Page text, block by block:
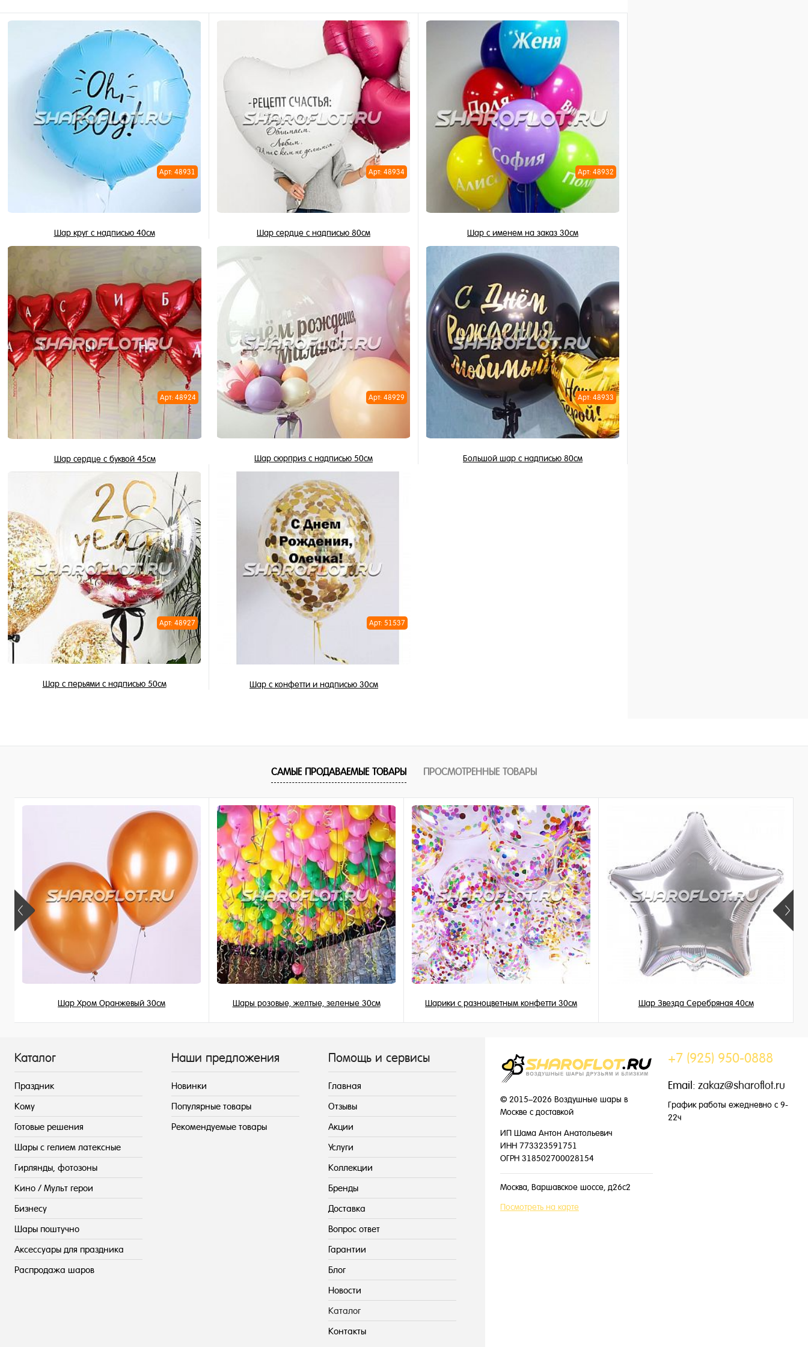
Арт: 48931
Шар круг с надписью 40см
В корзину
Купить в 1 клик
В избранное
В наличии
Арт: 48934
Шар сердце с надписью 80см
В корзину
Купить в 1 клик
В избранное
В наличии
Арт: 48932
Шар с именем на заказ 30см
/ шт
В корзину
Купить в 1 клик
В избранное
В наличии
Арт: 48924
Шар сердце с буквой 45см
435 ₽/ шт
В корзину
Купить в 1 клик
В избранное
В наличии
Арт: 48929
Шар сюрприз с надписью 50см
2 150 ₽/ шт
В корзину
Купить в 1 клик
В избранное
Арт: 48933
Большой шар с надписью 80см
Арт: 48927
Шар с перьями с надписью 50см
В избранное
Арт: 51537
Шар с конфетти и надписью 30см
В избранное
В наличии
САМЫЕ ПРОДАВАЕМЫЕ ТОВАРЫ ПРОСМОТРЕННЫЕ ТОВАРЫ
Шар Хром Оранжевый 30см Шары розовые, желтые, зеленые 30см Шарики с разноцветным конфетти 30см Шар Звезда Серебряная 40см
Каталог
Праздник
Кому
Готовые решения
Шары с гелием латексные
Гирлянды, фотозоны
Кино / Мульт герои
Бизнесу
Шары поштучно
Аксессуары для праздника
Распродажа шаров
Наши предложения
Новинки
Популярные товары
Рекомендуемые товары
Помощь и сервисы
Главная
Отзывы
Акции
Услуги
Коллекции
Бренды
Доставка
Вопрос ответ
Гарантии
Блог
Новости
Каталог
Контакты
© 2015–2026 Воздушные шары в
Москве с доставкой
ИП Шама Антон Анатольевич
ИНН 773323591751
ОГРН 318502700028154
Москва, Варшавское шоссе, д26с2
Посмотреть на карте
+7 (925) 950-0888
Email: zakaz@sharoflot.ru
График работы ежедневно с 9-
22ч